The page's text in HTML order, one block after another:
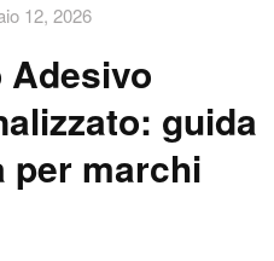
12, 2026
Adesivo
guida
per marchi